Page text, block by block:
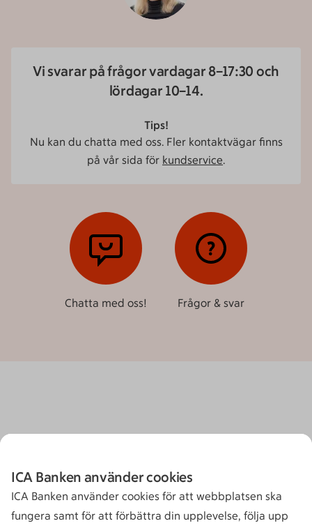
Vi svarar på frågor vardagar 8–17:30 och
lördagar 10–14.
Tips!
Nu kan du chatta med oss. Fler kontaktvägar finns
på vår sida för kundservice.
Chatta med oss! Frågor & svar
ICA Banken använder cookies
ICA Banken använder cookies för att webbplatsen ska
fungera samt för att förbättra din upplevelse, följa upp